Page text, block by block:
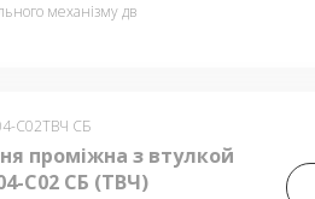
механізму дв
С02ТВЧ СБ
проміжна з втулкой
С02 СБ (ТВЧ)